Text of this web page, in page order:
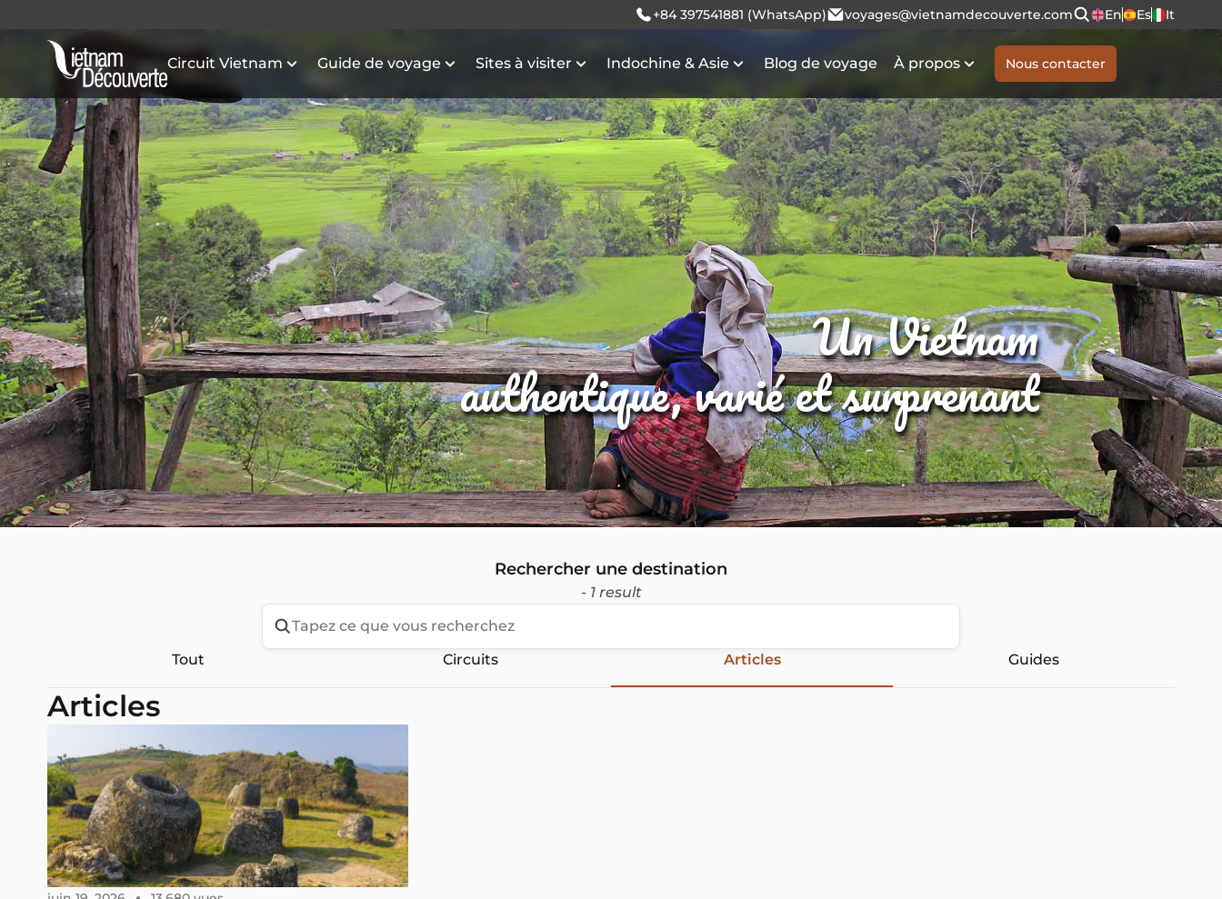
+84 397541881 (WhatsApp) voyages@vietnamdecouverte.com En Es It
Circuit Vietnam Guide de voyage Sites à visiter Indochine & Asie Blog de voyage À propos Nous contacter
Un Vietnam
authentique, varié et surprenant
Rechercher une destination
- 1 result
Tout Circuits Articles Guides
Articles